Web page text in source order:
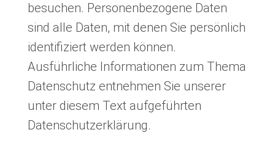
Ansprechpartnerinnen Kontakt
JETZT SPENDEN
besuchen. Personenbezogene Daten
sind alle Daten, mit denen Sie persönlich
identifiziert werden können.
Ausführliche Informationen zum Thema
Datenschutz entnehmen Sie unserer
unter diesem Text aufgeführten
Datenschutzerklärung.